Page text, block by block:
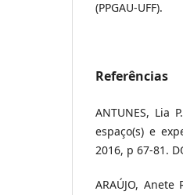
(PPGAU-UFF).
Referências
ANTUNES, Lia
espaço(s) e
2016, p 67-81.
ARAÚJO,